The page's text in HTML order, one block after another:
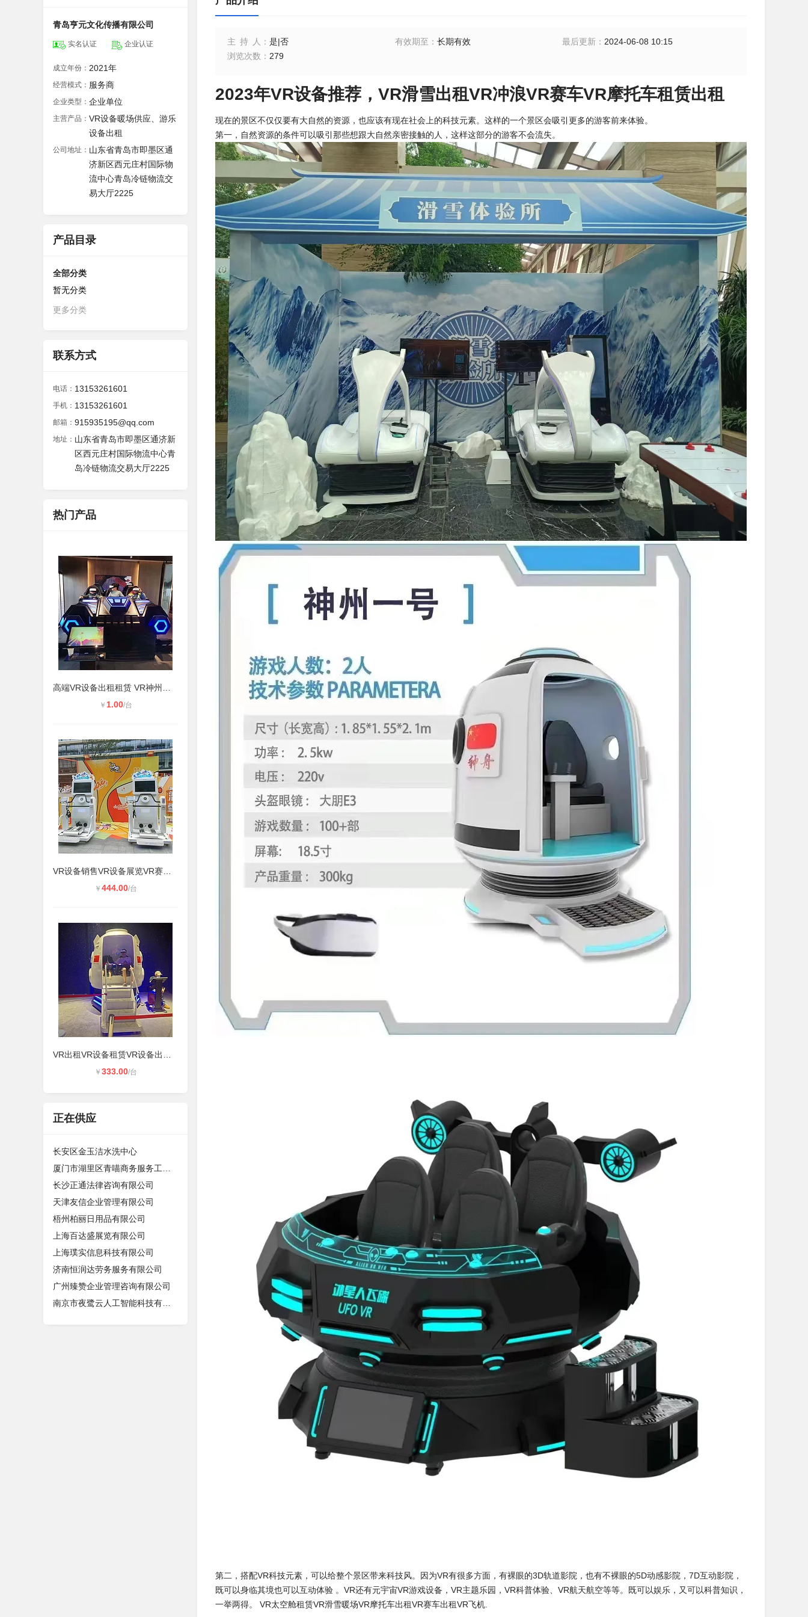
青岛亨元文化传播有限公司
实名认证 企业认证
成立年份： 2021年
经营模式： 服务商
企业类型： 企业单位
主营产品： VR设备暖场供应、游乐
设备出租
公司地址： 山东省青岛市即墨区通
济新区西元庄村国际物
流中心青岛冷链物流交
易大厅2225
产品目录
全部分类
暂无分类
更多分类
联系方式
电话： 13153261601
手机： 13153261601
邮箱： 915935195@qq.com
地址： 山东省青岛市即墨区通济新
区西元庄村国际物流中心青
岛冷链物流交易大厅2225
热门产品
￥ 1.00/台
￥ 444.00/台
￥ 333.00/台
正在供应
长安区金玉洁水洗中心
长沙正通法律咨询有限公司
天津友信企业管理有限公司
梧州柏丽日用品有限公司
上海百达盛展览有限公司
上海璞实信息科技有限公司
济南恒润达劳务服务有限公司
广州臻赞企业管理咨询有限公司
主持人 ： 是|否 有效期至 ： 长期有效 最后更新 ： 2024-06-08 10:15
浏览次数 ： 279
2023年VR设备推荐，VR滑雪出租VR冲浪VR赛车VR摩托车租赁出租
现在的景区不仅仅要有大自然的资源，也应该有现在社会上的科技元素。这样的一个景区会吸引更多的游客前来体验。
第一，自然资源的条件可以吸引那些想跟大自然亲密接触的人，这样这部分的游客不会流失。
第二，搭配VR科技元素，可以给整个景区带来科技风。因为VR有很多方面，有裸眼的3D轨道影院，也有不裸眼的5D动感影院，7D互动影院，
既可以身临其境也可以互动体验 。VR还有元宇宙VR游戏设备，VR主题乐园，VR科普体验、VR航天航空等等。既可以娱乐，又可以科普知识，
一举两得。 VR太空舱租赁VR滑雪暖场VR摩托车出租VR赛车出租VR飞机.